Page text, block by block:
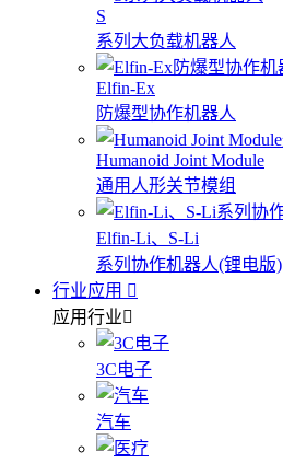
S
系列大负载机器人
Elfin-Ex
防爆型协作机器人
Humanoid Joint Module
通用人形关节模组
Elfin-Li、S-Li
系列协作机器人(锂电版)
行业应用
应用行业
3C电子
汽车